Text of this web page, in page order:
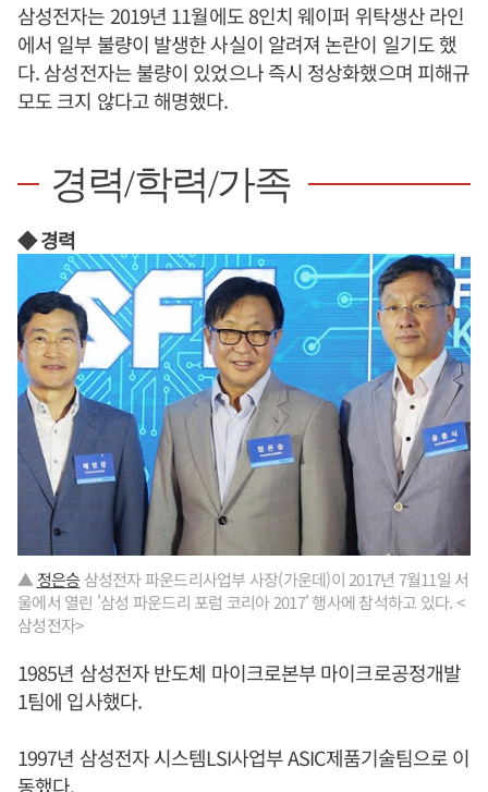
삼성전자는 2019년 11월에도 8인치 웨이퍼 위탁생산 라인
에서 일부 불량이 발생한 사실이 알려져 논란이 일기도 했
다. 삼성전자는 불량이 있었으나 즉시 정상화했으며 피해규
모도 크지 않다고 해명했다.
경력/학력/가족
◆ 경력
▲ 정은승 삼성전자 파운드리사업부 사장(가운데)이 2017년 7월11일 서
울에서 열린 '삼성 파운드리 포럼 코리아 2017' 행사에 참석하고 있다. <
삼성전자>
1985년 삼성전자 반도체 마이크로본부 마이크로공정개발
1팀에 입사했다.
1997년 삼성전자 시스템LSI사업부 ASIC제품기술팀으로 이
동했다.